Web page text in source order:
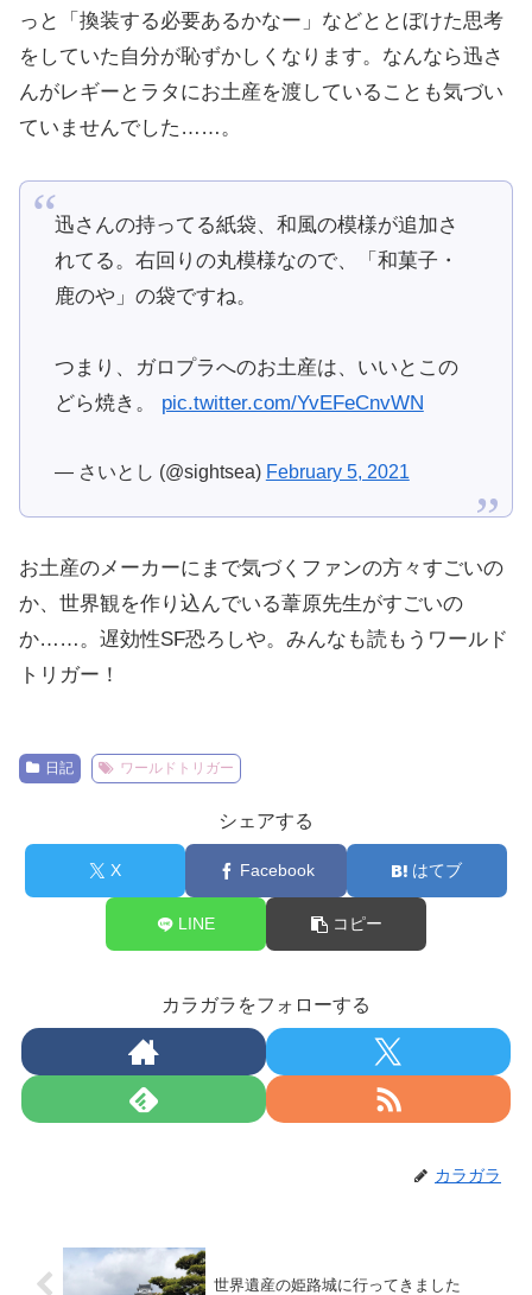
っと「換装する必要あるかなー」などととぼけた思考
をしていた自分が恥ずかしくなります。なんなら迅さ
んがレギーとラタにお土産を渡していることも気づい
ていませんでした……。
迅さんの持ってる紙袋、和風の模様が追加さ
れてる。右回りの丸模様なので、「和菓子・
鹿のや」の袋ですね。
つまり、ガロプラへのお土産は、いいとこの
どら焼き。 pic.twitter.com/YvEFeCnvWN
— さいとし (@sightsea) February 5, 2021
お土産のメーカーにまで気づくファンの方々すごいの
か、世界観を作り込んでいる葦原先生がすごいの
か……。遅効性SF恐ろしや。みんなも読もうワールド
トリガー！
日記 ワールドトリガー
シェアする
X Facebook はてブ
LINE コピー
カラガラをフォローする
カラガラ
世界遺産の姫路城に行ってきました